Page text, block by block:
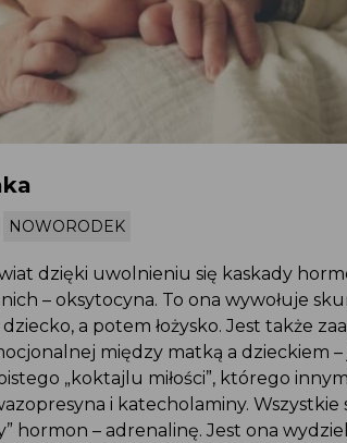
NOWORODEK
dzięki uwolnieniu się kaskady
– oksytocyna. To ona wywołuje
a potem łożysko. Jest także
między matką a dzieckiem
„koktajlu miłości”, którego
i katecholaminy. Wszystkie
hormon – adrenalinę. Jest ona